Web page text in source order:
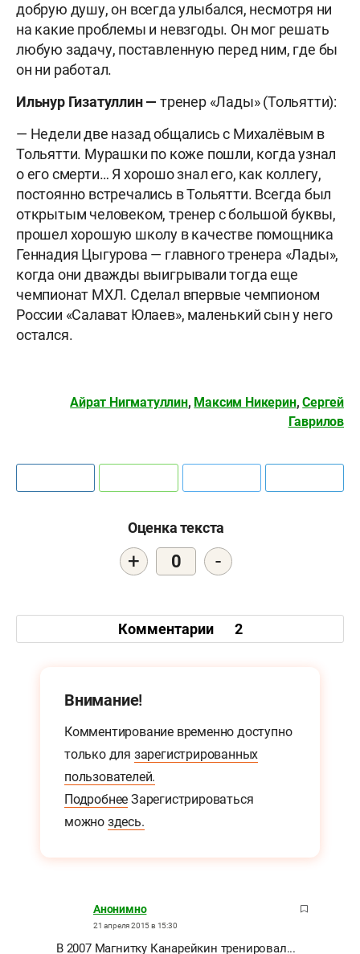
добрую душу, он всегда улыбался, несмотря ни
на какие проблемы и невзгоды. Он мог решать
любую задачу, поставленную перед ним, где бы
он ни работал.
Ильнур Гизатуллин — тренер «Лады» (Тольятти):
— Недели две назад общались с Михалёвым в
Тольятти. Мурашки по коже пошли, когда узнал
о его смерти… Я хорошо знал его, как коллегу,
постоянно встречались в Тольятти. Всегда был
открытым человеком, тренер с большой буквы,
прошел хорошую школу в качестве помощника
Геннадия Цыгурова — главного тренера «Лады»,
когда они дважды выигрывали тогда еще
чемпионат МХЛ. Сделал впервые чемпионом
России «Салават Юлаев», маленький сын у него
остался.
Айрат Нигматуллин, Максим Никерин,Сергей
Гаврилов
Оценка текста
+ 0 -
Комментарии 2
Внимание!
Комментирование временно доступно
только для зарегистрированных
пользователей.
Подробнее Зарегистрироваться
можно здесь.
Анонимно
21 апреля 2015 в 15:30
В 2007 Магнитку Канарейкин тренировал...